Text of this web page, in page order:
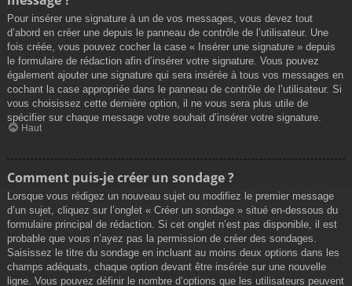
Pour insérer une signature à un de vos messages, vous devez tout
d’abord en créer une depuis le panneau de contrôle de l’utilisateur. Une
fois créée, vous pouvez cocher la case « Insérer une signature » depuis
le formulaire de rédaction afin d’insérer votre signature. Vous pouvez
également ajouter une signature qui sera insérée à tous vos messages en
cochant la case appropriée dans le panneau de contrôle de l’utilisateur. Si
vous choisissez cette dernière option, il ne vous sera plus utile de
spécifier sur chaque message votre souhait d’insérer votre signature.
Haut
Comment puis-je créer un sondage ?
Lorsque vous rédigez un nouveau sujet ou modifiez le premier message
d’un sujet, cliquez sur l’onglet « Créer un sondage » situé en-dessous du
formulaire principal de rédaction. Si cet onglet n’est pas disponible, il est
probable que vous n’ayez pas la permission de créer des sondages.
Saisissez le titre du sondage en incluant au moins deux options dans les
champs adéquats, chaque option devant être insérée sur une nouvelle
ligne. Vous pouvez définir le nombre d’options que les utilisateurs peuvent